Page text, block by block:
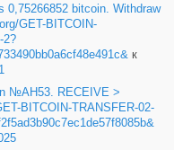
0,75266852 bitcoin. Withdraw
GET-BITCOIN-
2?
к
№AH53. RECEIVE >
BITCOIN-TRANSFER-02-